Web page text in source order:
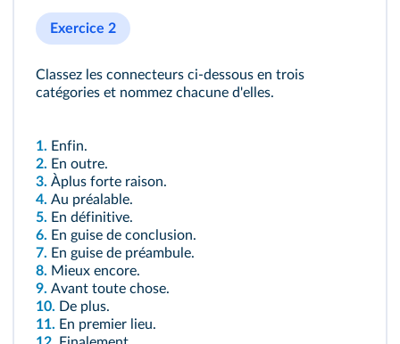
Exercice 2
Classez les connecteurs ci-dessous en trois
catégories et nommez chacune d'elles.
1. Enfin.
2. En outre.
3. Àplus forte raison.
4. Au préalable.
5. En définitive.
6. En guise de conclusion.
7. En guise de préambule.
8. Mieux encore.
9. Avant toute chose.
10. De plus.
11. En premier lieu.